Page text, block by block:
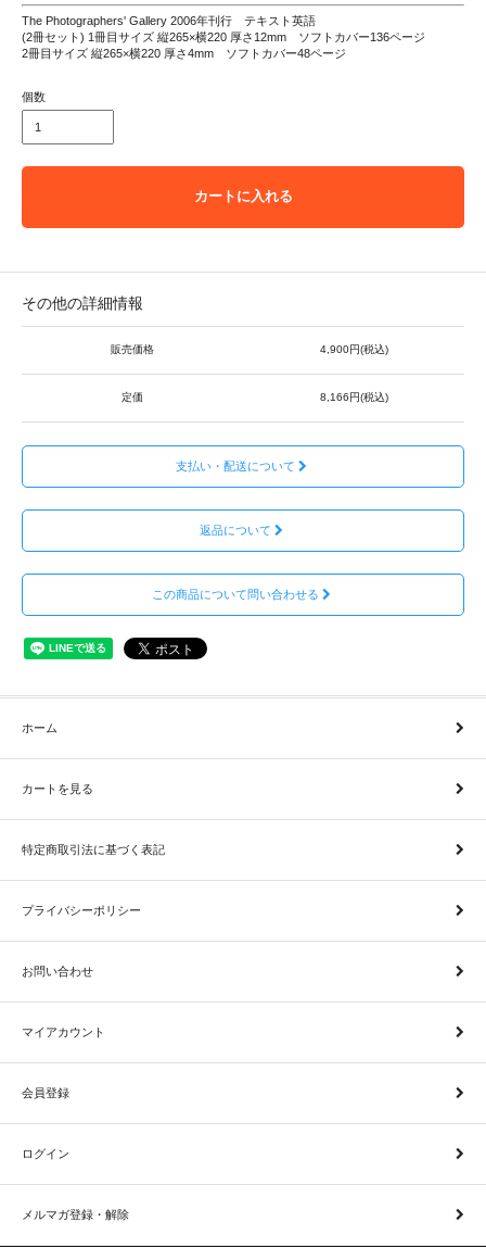
The Photographers' Gallery 2006年刊行 テキスト英語
(2冊セット) 1冊目サイズ 縦265×横220 厚さ12mm ソフトカバー136ページ
2冊目サイズ 縦265×横220 厚さ4mm ソフトカバー48ページ
個数
カートに入れる
その他の詳細情報
販売価格 4,900円(税込)
定価 8,166円(税込)
支払い・配送について
返品について
この商品について問い合わせる
ホーム
カートを見る
特定商取引法に基づく表記
プライバシーポリシー
お問い合わせ
マイアカウント
会員登録
ログイン
メルマガ登録・解除